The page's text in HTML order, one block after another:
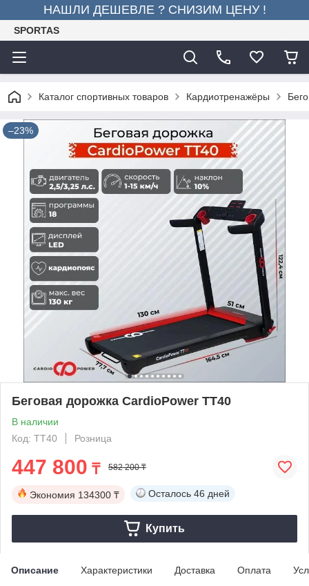
НАШЛИ ДЕШЕВЛЕ ? СНИЗИМ ЦЕНУ !
SPORTAS
Каталог спортивных товаров Кардиотренажёры
–23%
Беговая дорожка CardioPower TT40
В наличии
Код: TT40
Розница
447 800 ₸ 582 200 ₸
Экономия 134300 ₸ Осталось 46 дней
Купить
Описание Характеристики Доставка Оплата